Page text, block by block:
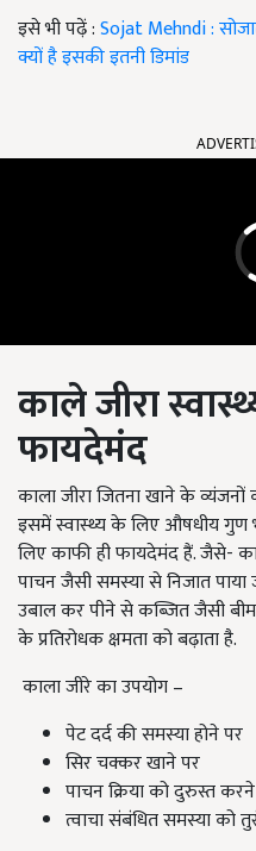
इसे भी पढ़ें :Sojat Mehndi :
क्यों है इसकी इतनी डिमांड
काले जीरा
फायदेमंद
काला जीरा जितना खाने के व्यंजनों
इसमें स्वास्थ्य के लिए औषधीय गुण
लिए काफी ही फायदेमंद हैं. जैसे-
पाचन जैसी समस्या से निजात
उबाल कर पीने से कब्जित जैसी
के प्रतिरोधक क्षमता को बढ़ाता है.
काला जीरे का उपयोग –
पेट दर्द की समस्या होने पर
सिर चक्कर खाने पर
पाचन क्रिया को दुरुस्त
त्वाचा संबंधित समस्या को